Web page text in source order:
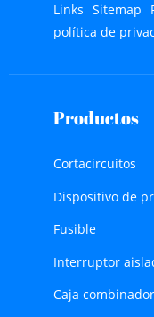
Links Sitemap
política de
Productos
Cortacircuitos
Dispositivo de
Fusible
Interruptor
Caja